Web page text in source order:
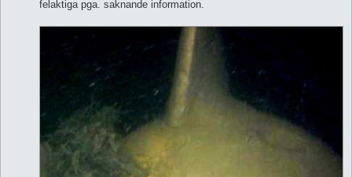
felaktiga pga. saknande information.